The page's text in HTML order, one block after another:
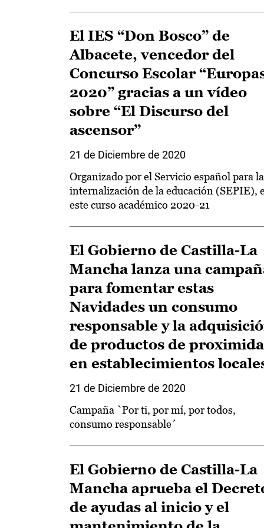
El IES “Don Bosco” de
Albacete, vencedor del
Concurso Escolar
2020” gracias a un vídeo
sobre “El Discurso del
ascensor”
21 de Diciembre de 2020
Organizado por el Servicio español para la
internalización de la educación (SEPIE),
este curso académico 2020-21
El Gobierno de Castilla-La
Mancha lanza una
para fomentar estas
Navidades un consumo
responsable y la
de productos de
en establecimientos
21 de Diciembre de 2020
Campaña `Por ti, por mí, por todos,
consumo responsable´
El Gobierno de Castilla-La
Mancha aprueba el
de ayudas al inicio y el